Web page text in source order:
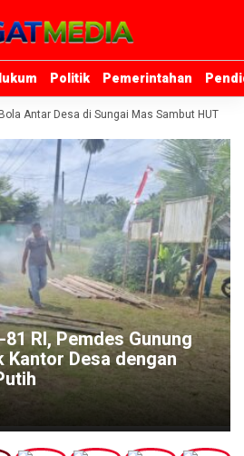
Politik Pemerintahan
Politik Pemerintahan
Antar Desa di Sungai Mas Sambut HUT ke-
RI, Pemdes Gunung
Desa dengan